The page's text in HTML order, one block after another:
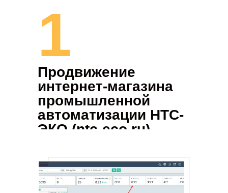
1
Продвижение
интернет-магазина
промышленной
автоматизации НТС-
ЭКО (ntc-eco.ru)